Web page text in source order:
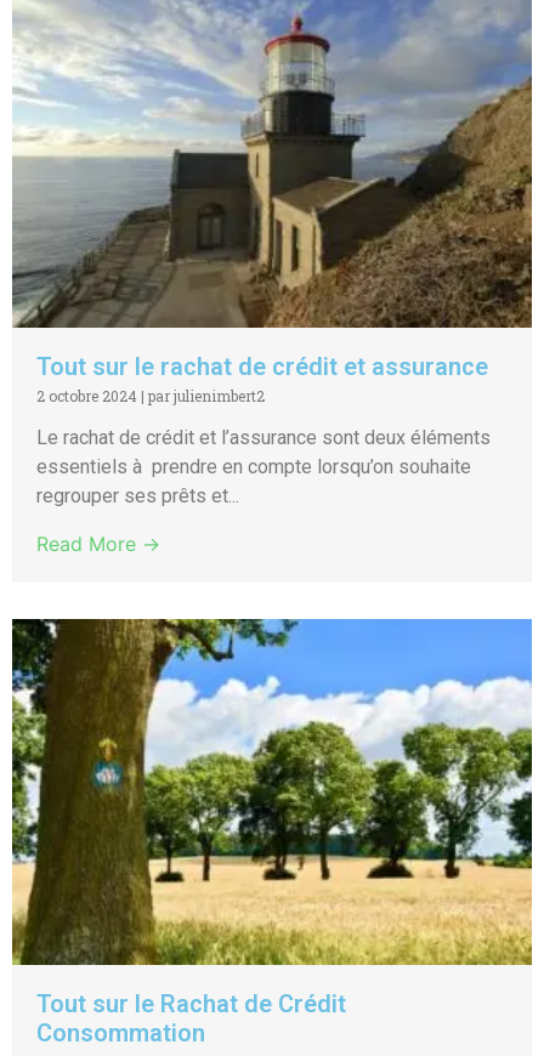
Tout sur le rachat de crédit et assurance
2 octobre 2024 | par julienimbert2
Le rachat de crédit et l’assurance sont deux éléments
essentiels à prendre en compte lorsqu’on souhaite
regrouper ses prêts et...
Read More →
Tout sur le Rachat de Crédit
Consommation